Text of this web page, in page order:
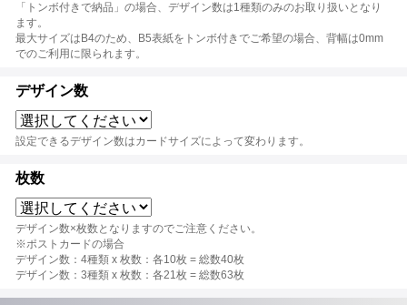
「トンボ付きで納品」の場合、デザイン数は1種類のみのお取り扱いとなり
ます。
最大サイズはB4のため、B5表紙をトンボ付きでご希望の場合、背幅は0mm
でのご利用に限られます。
デザイン数
設定できるデザイン数はカードサイズによって変わります。
枚数
デザイン数×枚数となりますのでご注意ください。
※ポストカードの場合
デザイン数：4種類 x 枚数：各10枚 = 総数40枚
デザイン数：3種類 x 枚数：各21枚 = 総数63枚